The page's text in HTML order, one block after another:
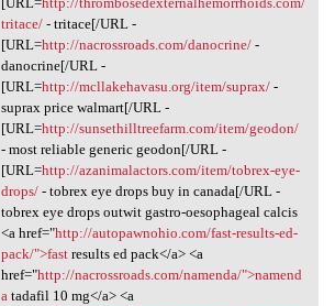
tritace/- tritace[/URL -
[URL=http://nacrossroads.com/danocrine/-
danocrine[/URL -
[URL=http://mcllakehavasu.org/item/suprax/-
suprax price walmart[/URL -
[URL=http://sunsethilltreefarm.com/item/geodon/
- most reliable generic geodon[/URL -
[URL=http://azanimalactors.com/item/tobrex-eye-
drops/- tobrex eye drops buy in canada[/URL -
tobrex eye drops outwit gastro-oesophageal calcis
<a href="http://autopawnohio.com/fast-results-ed-
pack/">fastresults ed pack</a> <a
href="http://nacrossroads.com/namenda/">namend
atadafil 10 mg</a> <a